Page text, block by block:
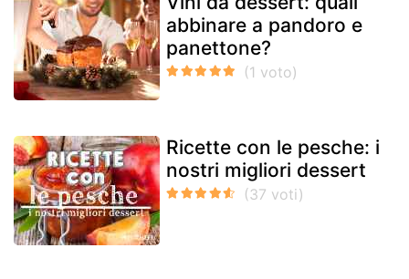
abbinare a pandoro e
panettone?
Ricette con le pesche: i
nostri migliori dessert